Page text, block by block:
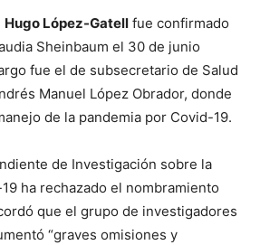
Hugo López-Gatell fue confirmado
Sheinbaum el 30 de junio
fue el de subsecretario de Salud
Manuel López Obrador, donde
de la pandemia por Covid-19.
de Investigación sobre la
ha rechazado el nombramiento
que el grupo de investigadores
“graves omisiones y